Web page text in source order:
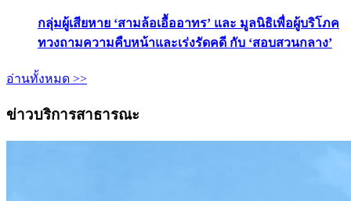
กลุ่มผู้เสียหาย ‘สามล้อเอื้ออาทร’ และ มูลนิธิเพื่อผู้บริโภค
ทวงถามความคืบหน้าและเร่งรัดคดี กับ ‘สอบสวนกลาง’
อ่านทั้งหมด >>
ข่าวบริการสาธารณะ